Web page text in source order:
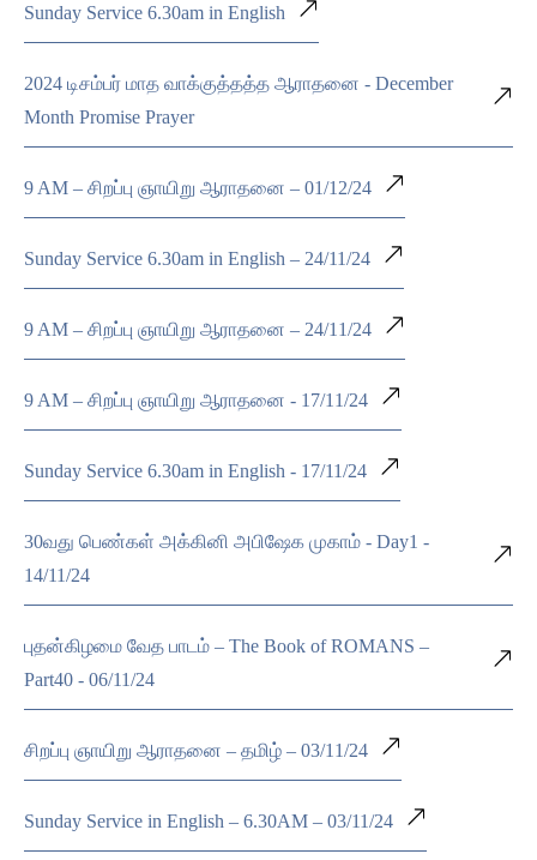
Sunday Service 6.30am in English
2024 டிசம்பர் மாத வாக்குத்தத்த ஆராதனை - December
Month Promise Prayer
9 AM – சிறப்பு ஞாயிறு ஆராதனை – 01/12/24
Sunday Service 6.30am in English – 24/11/24
9 AM – சிறப்பு ஞாயிறு ஆராதனை – 24/11/24
9 AM – சிறப்பு ஞாயிறு ஆராதனை - 17/11/24
Sunday Service 6.30am in English - 17/11/24
30வது பெண்கள் அக்கினி அபிஷேக முகாம் - Day1 -
14/11/24
புதன்கிழமை வேத பாடம் – The Book of ROMANS –
Part40 - 06/11/24
சிறப்பு ஞாயிறு ஆராதனை – தமிழ் – 03/11/24
Sunday Service in English – 6.30AM – 03/11/24